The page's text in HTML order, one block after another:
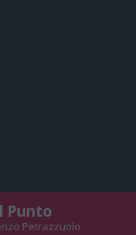
Punto
Petrazzuolo